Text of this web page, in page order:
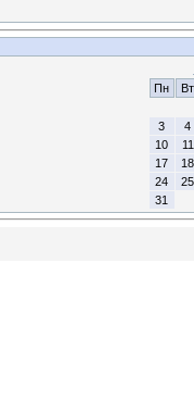
Пн
Вт
3
4
10
11
17
18
24
25
31